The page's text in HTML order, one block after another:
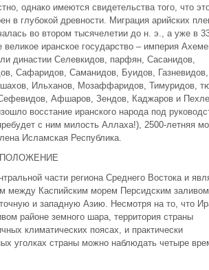
однако имеются свидетельства того, что
в глубокой древности. Миграция арийских
во втором тысячелетии до н. э., а уже в
великое иранское государство – империя
династии Селевкидов, парфян, Сасанидов,
Сафаридов, Саманидов, Буидов, Газневидов,
Ильханов, Мозаффаридов, Тимуридов,
Афшаров, Зендов, Каджаров и
восстание иранского народа под
с ним милость Аллаха!), 2500-летняя
Исламская Республика.
части региона Среднего Востока и
между Каспийским морем Персидским
и западную Азию. Несмотря на то, что
районе земного шара, территория страны
климатических поясах, и практически
уголках страны можно наблюдать четыре